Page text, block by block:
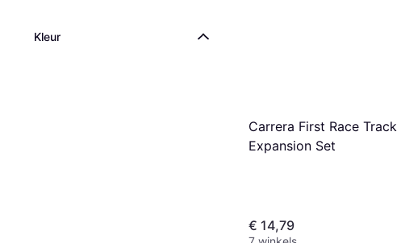
Kleur
Carrera First Race Track
Expansion Set
€ 14,79